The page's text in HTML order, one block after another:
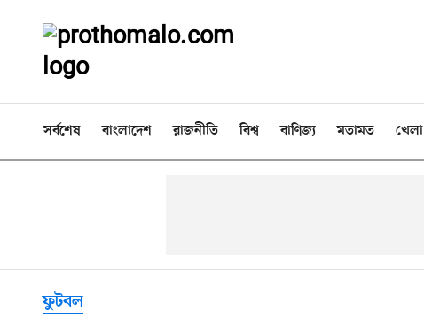
সর্বশেষ বাংলাদেশ রাজনীতি বিশ্ব বাণিজ্য মতামত খেলা
ফুটবল